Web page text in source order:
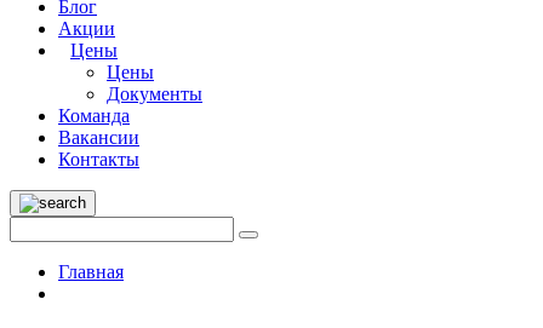
Блог
Акции
Цены
Цены
Документы
Команда
Вакансии
Контакты
Главная